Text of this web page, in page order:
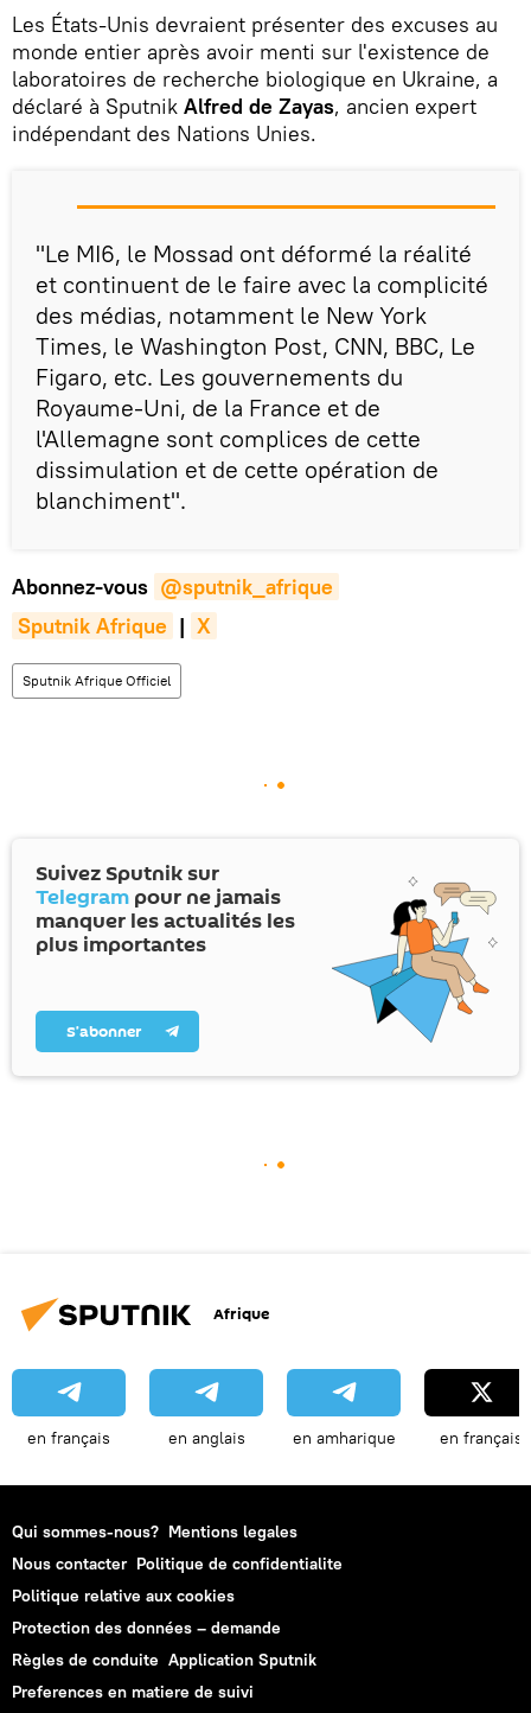
Les États-Unis devraient présenter des excuses au
monde entier après avoir menti sur l'existence de
laboratoires de recherche biologique en Ukraine, a
déclaré à Sputnik Alfred de Zayas, ancien expert
indépendant des Nations Unies.
"Le MI6, le Mossad ont déformé la réalité
et continuent de le faire avec la complicité
des médias, notamment le New York
Times, le Washington Post, CNN, BBC, Le
Figaro, etc. Les gouvernements du
Royaume-Uni, de la France et de
l'Allemagne sont complices de cette
dissimulation et de cette opération de
blanchiment".
Abonnez-vous @sputnik_afrique
Sputnik Afrique | X
Sputnik Afrique Officiel
Suivez Sputnik sur
Telegram pour ne jamais
manquer les actualités les
plus importantes
S’abonner
Afrique
en français en anglais en amharique en français
Qui sommes-nous? Mentions legales
Nous contacter Politique de confidentialite
Politique relative aux cookies
Protection des données – demande
Règles de conduite Application Sputnik
Preferences en matiere de suivi